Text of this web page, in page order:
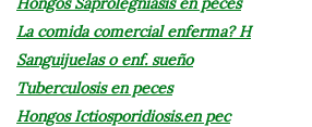
La comida comercial enferma? H
Sanguijuelas o enf. sueño
Tuberculosis en peces
Hongos Ictiosporidiosis.en pec